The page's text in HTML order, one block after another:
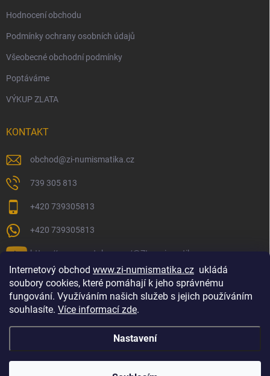
Internetový obchod www.zi-numismatika.cz ukládá
soubory cookies, které pomáhají k jeho správnému
fungování. Využíváním našich služeb s jejich používáním
souhlasíte. Více informací zde.
Nastavení
Hodnocení obchodu
Podmínky ochrany osobních údajů
Všeobecné obchodní podmínky
Poptáváme
VÝKUP ZLATA
KONTAKT
obchod@zi-numismatika.cz
739 305 813
+420 739305813
+420 739305813
https://www.youtube.com/@ZInumismatika
Zlaté investování Golf shop Golfstart Houby a bylinky
ZI-NUMISMATIKA . Všechna práva vyhrazena.